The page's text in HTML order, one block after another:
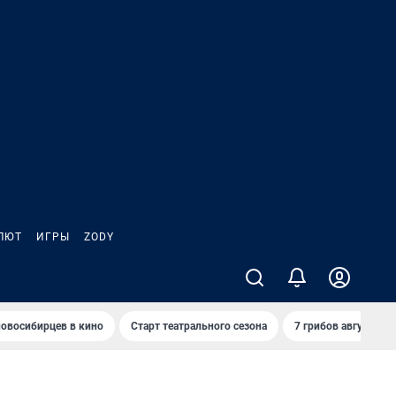
ИГРЫ ZODY
в кино Старт театрального сезона 7 грибов августа